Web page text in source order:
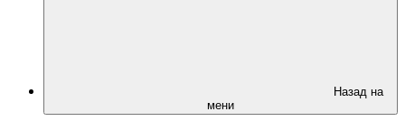
Назад на
мени